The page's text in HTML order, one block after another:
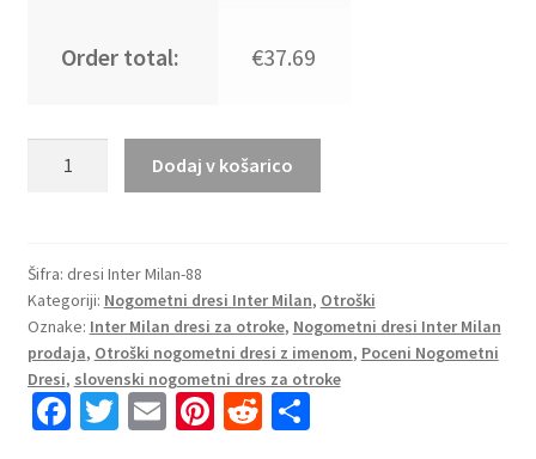
Order total: €37.69
otroke
Inter
Milan
Vratar
Domači
2024-
Dodaj v košarico
Šifra: dresi Inter Milan-88
Kategoriji: Nogometni dresi Inter Milan, Otroški
Oznake: Inter Milan dresi za otroke, Nogometni dresi Inter Milan
prodaja, Otroški nogometni dresi z imenom, Poceni Nogometni
Dresi, slovenski nogometni dres za otroke
Fa T E Pi R S